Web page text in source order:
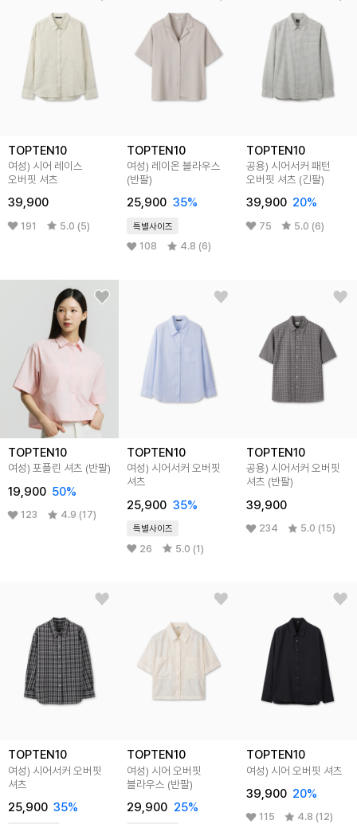
TOPTEN10
여성) 시어 레이스
오버핏 셔츠
39,900
191 5.0 (5)
TOPTEN10
여성) 레이온 블라우스
(반팔)
25,900 35%
특별사이즈
108 4.8 (6)
TOPTEN10
공용) 시어서커 패턴
오버핏 셔츠 (긴팔)
39,900 20%
75 5.0 (6)
TOPTEN10
여성) 포플린 셔츠 (반팔)
19,900 50%
123 4.9 (17)
TOPTEN10
여성) 시어서커 오버핏
셔츠
25,900 35%
특별사이즈
26 5.0 (1)
TOPTEN10
공용) 시어서커 오버핏
셔츠 (반팔)
39,900
234 5.0 (15)
TOPTEN10
여성) 시어서커 오버핏
셔츠
25,900 35%
TOPTEN10
여성) 시어 오버핏
블라우스 (반팔)
29,900 25%
TOPTEN10
여성) 시어 오버핏 셔츠
39,900 20%
115 4.8 (12)